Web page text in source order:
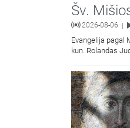
Šv.
2026-08-06 |
Evangelija pagal
kun. Rolandas